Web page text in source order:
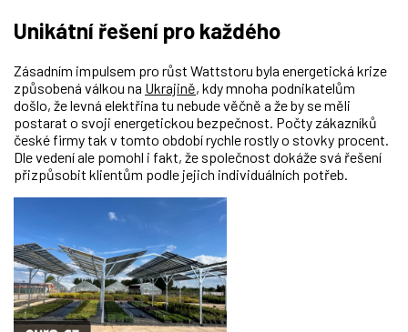
Unikátní řešení pro každého
Zásadním impulsem pro růst Wattstoru byla energetická krize
způsobená válkou na Ukrajině, kdy mnoha podnikatelům
došlo, že levná elektřina tu nebude věčně a že by se měli
postarat o svoji energetickou bezpečnost. Počty zákazníků
české firmy tak v tomto období rychle rostly o stovky procent.
Dle vedení ale pomohl i fakt, že společnost dokáže svá řešení
přizpůsobit klientům podle jejich individuálních potřeb.